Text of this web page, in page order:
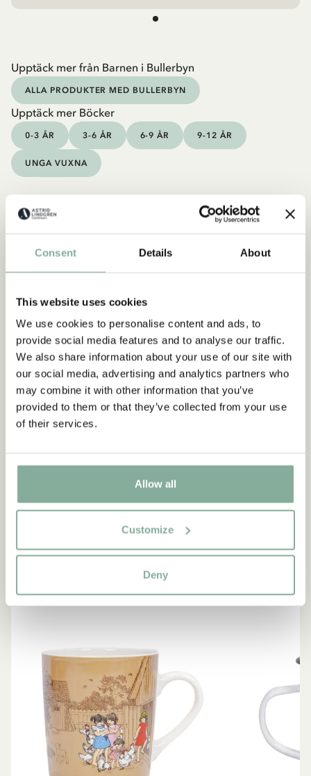
Consent Details About
This website uses cookies
We use cookies to personalise content and ads, to
provide social media features and to analyse our traffic.
We also share information about your use of our site with
our social media, advertising and analytics partners who
may combine it with other information that you’ve
provided to them or that they’ve collected from your use
of their services.
Allow all
Customize
Deny
Upptäck mer från Barnen i Bullerbyn
ALLA PRODUKTER MED BULLERBYN
Upptäck mer Böcker
0-3 ÅR 3-6 ÅR 6-9 ÅR 9-12 ÅR
UNGA VUXNA
Allt med Bullerbyn